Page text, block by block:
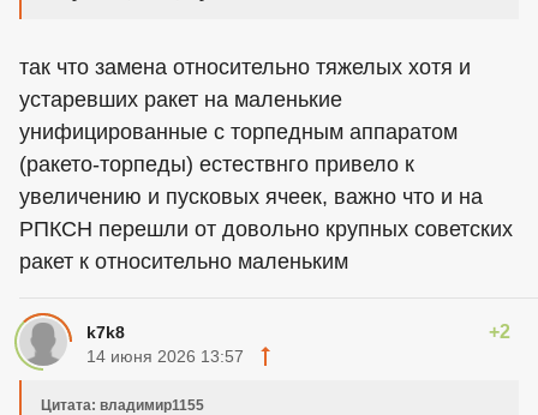
так что замена относительно тяжелых хотя и
устаревших ракет на маленькие
унифицированные с торпедным аппаратом
(ракето-торпеды) естествнго привело к
увеличению и пусковых ячеек, важно что и на
РПКСН перешли от довольно крупных советских
ракет к относительно маленьким
k7k8 +2
14 июня 2026 13:57
Цитата: владимир1155